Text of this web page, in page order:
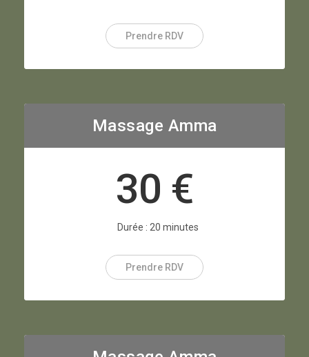
Prendre RDV
Massage Amma
30 €
Durée : 20 minutes
Prendre RDV